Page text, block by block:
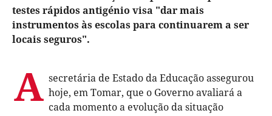
testes rápidos antigénio visa "dar mais
instrumentos às escolas para continuarem a ser
locais seguros".
A secretária de Estado da Educação assegurou
hoje, em Tomar, que o Governo avaliará a
cada momento a evolução da situação